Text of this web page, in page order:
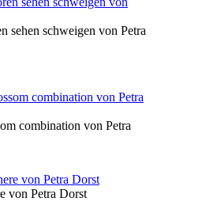
sehen schweigen von Petra
combination von Petra
von Petra Dorst